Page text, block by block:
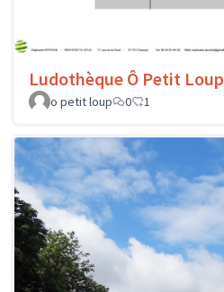
Ludothèque Ô Petit Loup
o petit loup
0 1